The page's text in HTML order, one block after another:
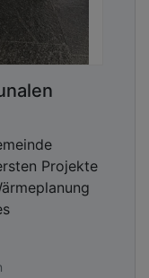
Projekte